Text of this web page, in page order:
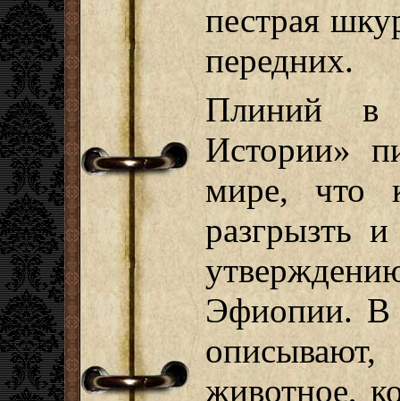
пестрая
передних.
Плиний в
Истории»
мире, что
разгрызть
Эфиопии. В
животное,